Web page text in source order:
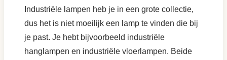
Industriële lampen heb je in een grote collectie,
dus het is niet moeilijk een lamp te vinden die bij
je past. Je hebt bijvoorbeeld industriële
hanglampen en industriële vloerlampen. Beide